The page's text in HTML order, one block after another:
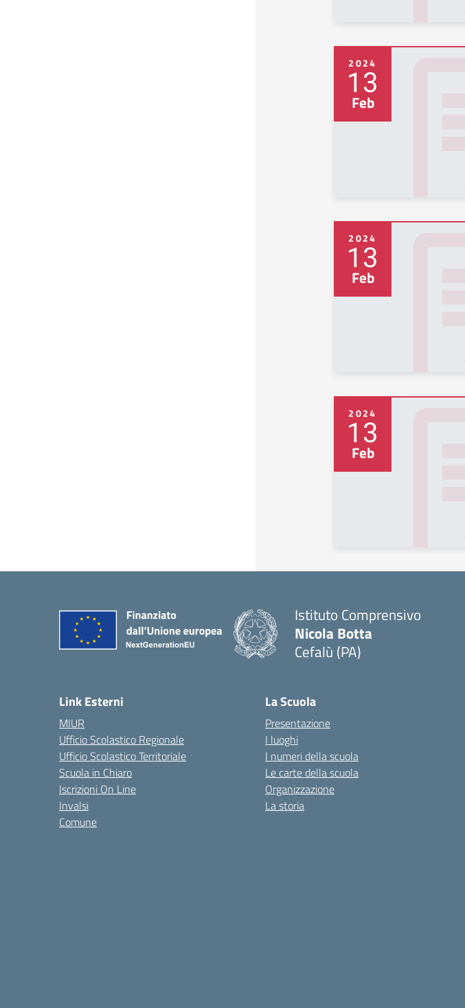
2024
13
Feb
2024
13
Feb
2024
13
Feb
Istituto Comprensivo
Nicola Botta
Cefalù (PA)
Link Esterni
MIUR
Ufficio Scolastico Regionale
Ufficio Scolastico Territoriale
Scuola in Chiaro
Iscrizioni On Line
Invalsi
Comune
La Scuola
Presentazione
I luoghi
I numeri della scuola
Le carte della scuola
Organizzazione
La storia